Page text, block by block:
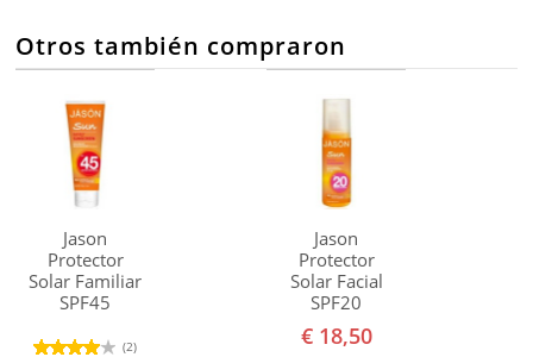
Otros también compraron
Jason
Protector
Solar Familiar
SPF45
(2)
Jason
Protector
Solar Facial
SPF20
€ 18,50